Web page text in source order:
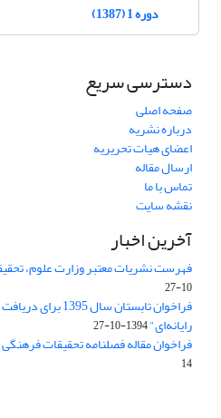
دوره 1 (1387)
دسترسی سریع
صفحه اصلی
درباره نشریه
اعضای هیات تحریریه
ارسال مقاله
تماس با ما
نقشه سایت
آخرین اخبار
فهرست نشریات معتبر وزارت علوم، تحقیقات
10-27
فراخوان تابستان
رایانه‌ای"1394-10-27
فراخوان مقاله فصلنامه تحقیقات فرهنگی ایران
14